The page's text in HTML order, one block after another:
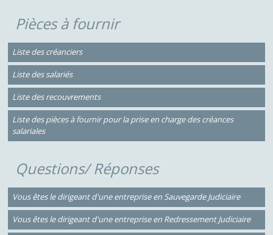
Pièces à fournir
Liste des créanciers
Liste des salariés
Liste des recouvrements
Liste des pièces à fournir pour la prise en charge des créances
salariales
Questions/ Réponses
Vous êtes le dirigeant d'une entreprise en Sauvegarde Judiciaire
Vous êtes le dirigeant d'une entreprise en Redressement Judiciaire